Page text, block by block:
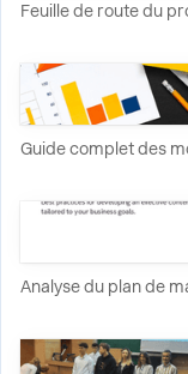
Feuille de route du
Guide complet des
Analyse du plan de